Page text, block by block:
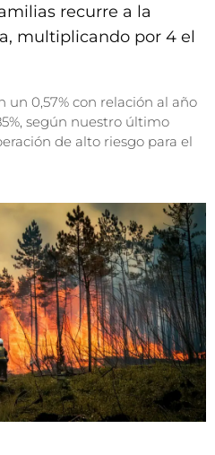
recurre a la
multiplicando por 4 el
un 0,57% con relación al año
según nuestro último
de alto riesgo para el